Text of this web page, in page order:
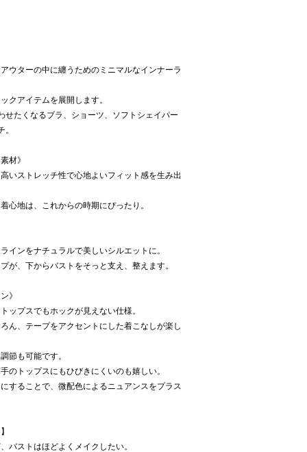
ウターの中に纏うためのミニマルなインナーラ
クアイテムを展開します。
せたくなるブラ、ショーツ、ソフトシェイパー
材》
いストレッチ性で心地よいフィット感を生み出
心地は、これからの時期にぴったり。
インをナチュラルで美しいシルエットに。
が、下からバストをそっと支え、整えます。
》
ップスでもホックが見えない仕様。
ん、テープをアクセントにした着こなしが楽し
節も可能です。
のトップスにもひびきにくいのも嬉しい。
することで、微配色によるニュアンスをプラス
バストはほどよくメイクしたい。